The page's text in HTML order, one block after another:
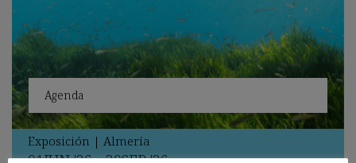
Agenda
Exposición | Almería